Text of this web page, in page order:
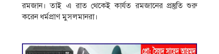
রমজান। তাই এ রাত থেকেই কার্যত রমজানের প্রস্তুতি শুরু
করেন ধর্মপ্রাণ মুসলমানরা।